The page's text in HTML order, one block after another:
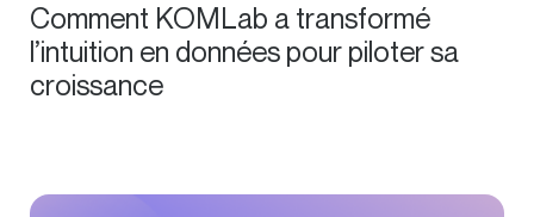
Comment KOMLab a transformé
l’intuition en données pour piloter sa
croissance